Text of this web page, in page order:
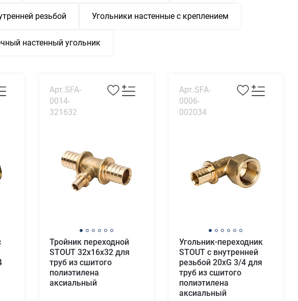
резьбой Угольники настенные с креплением
настенный угольник
Арт.SFA-
0014-
321632
Тройник переходной
STOUT 32x16x32 для
труб из сшитого
полиэтилена
аксиальный
Арт.SFA-
0006-
002034
Угольник-переходник
STOUT с внутренней
резьбой 20xG 3/4 для
труб из сшитого
полиэтилена
аксиальный